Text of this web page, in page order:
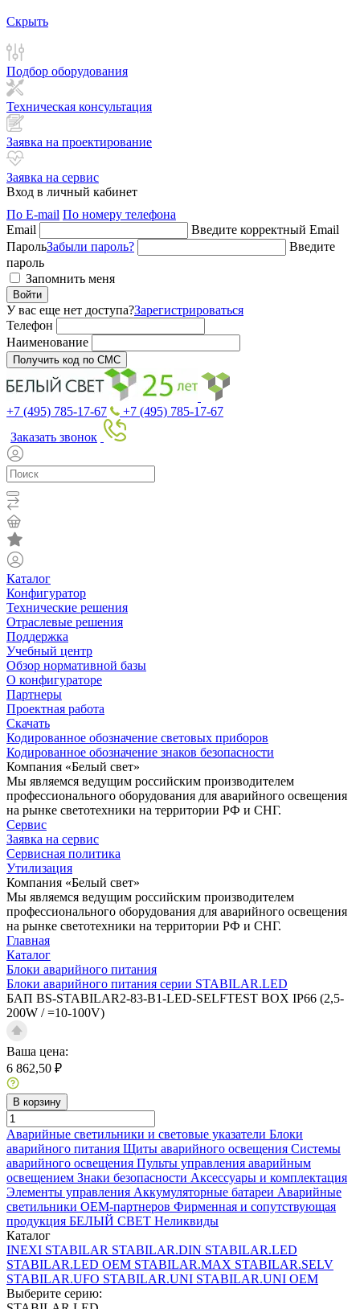
Скрыть
Подбор оборудования
Техническая консультация
Заявка на проектирование
Заявка на сервис
Вход в личный кабинет
По E-mail По номеру телефона
Email
Введите корректный Email
ПарольЗабыли пароль?
Введите
пароль
Запомнить меня
Войти
У вас еще нет доступа?Зарегистрироваться
Телефон
Наименование
Получить код по СМС
+7 (495) 785-17-67
+7 (495) 785-17-67
Заказать звонок
Каталог
Конфигуратор
Технические решения
Отраслевые решения
Поддержка
Учебный центр
Обзор нормативной базы
О конфигураторе
Партнеры
Проектная работа
Скачать
Кодированное обозначение световых приборов
Кодированное обозначение знаков безопасности
Компания «Белый свет»
Мы являемся ведущим российским производителем
профессионального оборудования для аварийного освещения
на рынке светотехники на территории РФ и СНГ.
Сервис
Заявка на сервис
Сервисная политика
Утилизация
Компания «Белый свет»
Мы являемся ведущим российским производителем
профессионального оборудования для аварийного освещения
на рынке светотехники на территории РФ и СНГ.
Главная
Каталог
Блоки аварийного питания
Блоки аварийного питания серии STABILAR.LED
БАП BS-STABILAR2-83-B1-LED-SELFTEST BOX IP66 (2,5-
200W / =10-100V)
Ваша цена:
6 862,50 ₽
В корзину
Аварийные светильники и световые указатели Блоки
аварийного питания Щиты аварийного освещения Системы
аварийного освещения Пульты управления аварийным
освещением Знаки безопасности Аксессуары и комплектация
Элементы управления Аккумуляторные батареи Аварийные
светильники ОЕМ-партнеров Фирменная и сопутствующая
продукция БЕЛЫЙ СВЕТ Неликвиды
Каталог
INEXI STABILAR STABILAR.DIN STABILAR.LED
STABILAR.LED OEM STABILAR.MAX STABILAR.SELV
STABILAR.UFO STABILAR.UNI STABILAR.UNI OEM
Выберите серию: